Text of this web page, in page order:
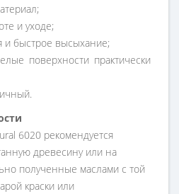
и уходе;
и быстрое высыхание;
поверхности практически
6020 рекомендуется
древесину или на
полученные маслами с той
краски или